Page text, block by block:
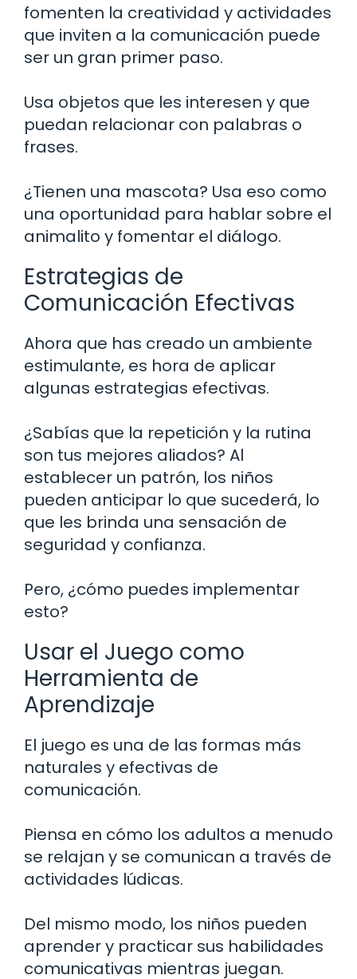
fomenten la creatividad y actividades
que inviten a la comunicación puede
ser un gran primer paso.
Usa objetos que les interesen y que
puedan relacionar con palabras o
frases.
¿Tienen una mascota? Usa eso como
una oportunidad para hablar sobre el
animalito y fomentar el diálogo.
Estrategias de
Comunicación Efectivas
Ahora que has creado un ambiente
estimulante, es hora de aplicar
algunas estrategias efectivas.
¿Sabías que la repetición y la rutina
son tus mejores aliados? Al
establecer un patrón, los niños
pueden anticipar lo que sucederá, lo
que les brinda una sensación de
seguridad y confianza.
Pero, ¿cómo puedes implementar
esto?
Usar el Juego como
Herramienta de
Aprendizaje
El juego es una de las formas más
naturales y efectivas de
comunicación.
Piensa en cómo los adultos a menudo
se relajan y se comunican a través de
actividades lúdicas.
Del mismo modo, los niños pueden
aprender y practicar sus habilidades
comunicativas mientras juegan.